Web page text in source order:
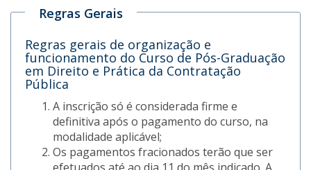
Regras Gerais
Regras gerais de organização e
funcionamento do Curso de Pós-Graduação
em Direito e Prática da Contratação
Pública
A inscrição só é considerada firme e
definitiva após o pagamento do curso, na
modalidade aplicável;
Os pagamentos fracionados terão que ser